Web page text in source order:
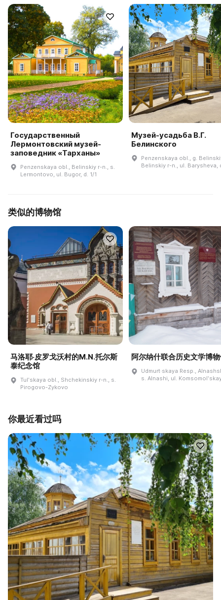
Государственный
Лермонтовский музей-
заповедник «Тарханы»
Penzenskaya obl., Belinskiy r-n., s.
Lermontovo, ul. Bugor, d. 1/1
Музей-усадьба В.Г.
Белинского
Penzenskaya obl., g.
Belinskiy r-n., ul. Barysheva,
类似的博物馆
马洛耶·皮罗戈沃村的M.N.托尔斯
泰纪念馆
Tulʹskaya obl., Shchekinskiy r-n., s.
Pirogovo-Zykovo
阿尔纳什联合历史文学博
Udmurt·skaya Resp.,
s. Alnashi, ul.
你最近看过吗